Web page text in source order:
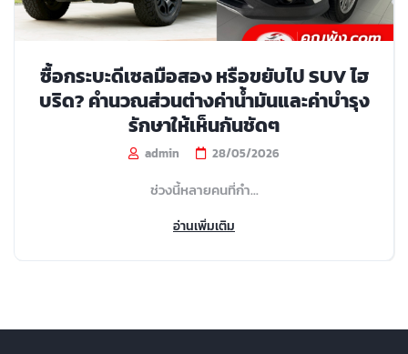
ซื้อกระบะดีเซลมือสอง หรือขยับไป SUV ไฮ
บริด? คำนวณส่วนต่างค่าน้ำมันและค่าบำรุง
รักษาให้เห็นกันชัดๆ
admin 28/05/2026
ช่วงนี้หลายคนที่กำ...
อ่านเพิ่มเติม